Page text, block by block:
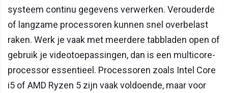
systeem continu gegevens verwerken. Verouderde
of langzame processoren kunnen snel overbelast
raken. Werk je vaak met meerdere tabbladen open of
gebruik je videotoepassingen, dan is een multicore-
processor essentieel. Processoren zoals Intel Core
i5 of AMD Ryzen 5 zijn vaak voldoende, maar voor